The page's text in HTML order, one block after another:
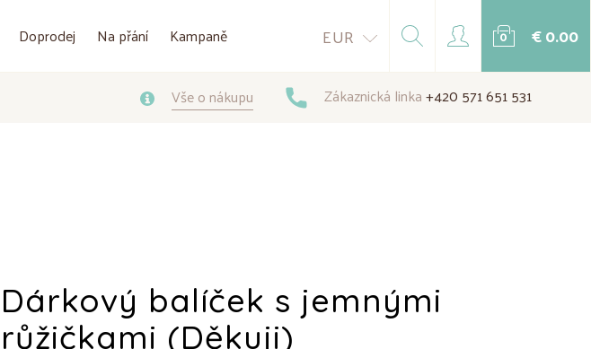
Doprodej Na přání Kampaně EUR 0 € 0.00
Vše o nákupu Zákaznická linka+420 571 651 531
Dárkový balíček s jemnými
růžičkami (Děkuji)